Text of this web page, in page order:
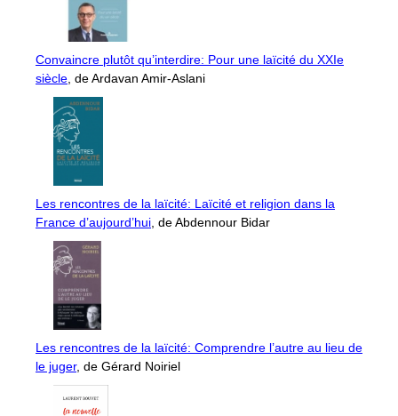
Convaincre plutôt qu’interdire: Pour une laïcité du XXIe
siècle , de Ardavan Amir-Aslani
Les rencontres de la laïcité: Laïcité et religion dans la
France d’aujourd’hui , de Abdennour Bidar
Les rencontres de la laïcité: Comprendre l’autre au lieu de
le juger, de Gérard Noiriel